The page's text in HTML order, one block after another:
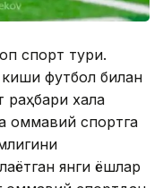
спорт тури.
футбол билан
халққа
оммавий спортга
янги ёшлар